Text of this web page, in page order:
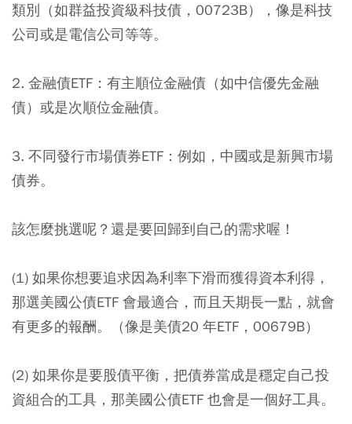
類別（如群益投資級科技債，00723B），像是科技
公司或是電信公司等等。
2. 金融債ETF：有主順位金融債（如中信優先金融
債）或是次順位金融債。
3. 不同發行市場債券ETF：例如，中國或是新興市場
債券。
該怎麼挑選呢？還是要回歸到自己的需求喔！
(1) 如果你想要追求因為利率下滑而獲得資本利得，
那選美國公債ETF 會最適合，而且天期長一點，就會
有更多的報酬。（像是美債20 年ETF，00679B）
(2) 如果你是要股債平衡，把債券當成是穩定自己投
資組合的工具，那美國公債ETF 也會是一個好工具。